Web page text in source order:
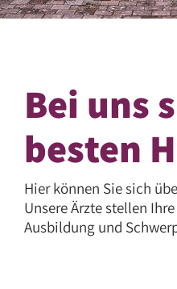
Bei uns
besten
Hier können Sie sich
Unsere Ärzte stellen
Ausbildung und